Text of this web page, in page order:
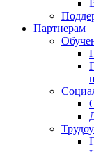
Партнерам